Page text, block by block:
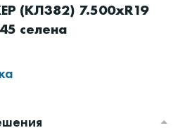
(КЛ382) 7.500xR19
селена